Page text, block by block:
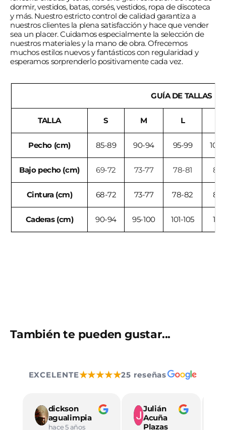
dormir, vestidos, batas, corsés, vestidos, ropa de discoteca
y más. Nuestro estricto control de calidad garantiza a
nuestros clientes la plena satisfacción y hace que vender
sea un placer. Cuidamos especialmente la selección de
nuestros materiales y la mano de obra. Ofrecemos
muchos estilos nuevos y fantásticos con regularidad y
esperamos sorprenderlo positivamente cada vez.
GUÍA DE TALLAS
TALLA S M L
Pecho (cm) 85-89 90-94 95-99
Bajo pecho (cm) 69-72 73-77 78-81
Cintura (cm) 68-72 73-77 78-82
Caderas (cm) 90-94 95-100 101-105 106-
También te pueden gustar...
EXCELENTE★★★★★25 reseñas
dickson
agualimpia
hace 5 años
Julián
Acuña
Plazas